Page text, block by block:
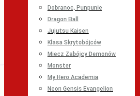
Dobranoc, Punpunie
Dragon Ball
Jujutsu Kaisen
Klasa Skrytobójców
Miecz Zabójcy Demonów
Monster
My Hero Academia
Neon Gensis Evangelion